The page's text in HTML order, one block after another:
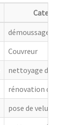
Categorie
démoussage de
Couvreur
nettoyage de
rénovation de
pose de velux